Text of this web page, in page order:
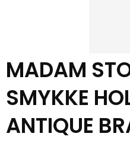
MADAM
SMYKKE
ANTIQUE